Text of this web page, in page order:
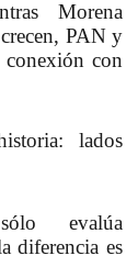
Morena
PAN y
con
lados
evalúa
diferencia es